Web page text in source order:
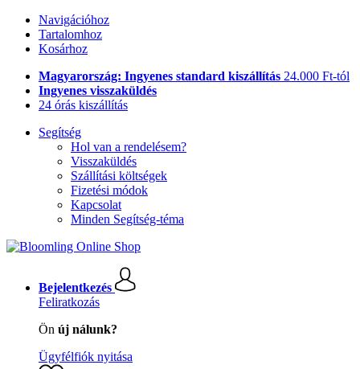
Navigációhoz
Tartalomhoz
Kosárhoz
Magyarország: Ingyenes standard kiszállítás 24.000 Ft-tól
Ingyenes visszaküldés
24 órás kiszállítás
Segítség
Hol van a rendelésem?
Visszaküldés
Szállítási költségek
Fizetési módok
Kapcsolat
Minden Segítség-téma
Bejelentkezés
Feliratkozás
Ön új nálunk?
Ügyfélfiók nyitása